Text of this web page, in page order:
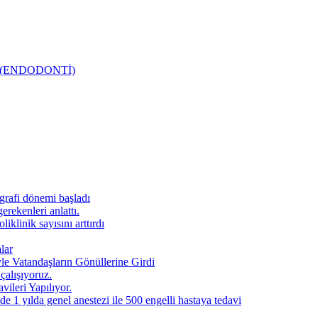
dönemi başladı
anlattı.
sayısını arttırdı
Vatandaşların Gönüllerine Girdi
Yapılıyor.
1 yılda genel anestezi ile 500 engelli hastaya tedavi